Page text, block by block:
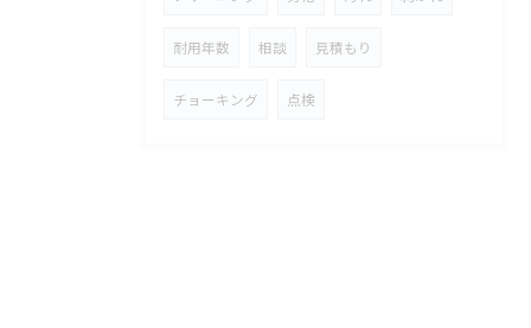
耐用年数 相談 見積もり
チョーキング 点検